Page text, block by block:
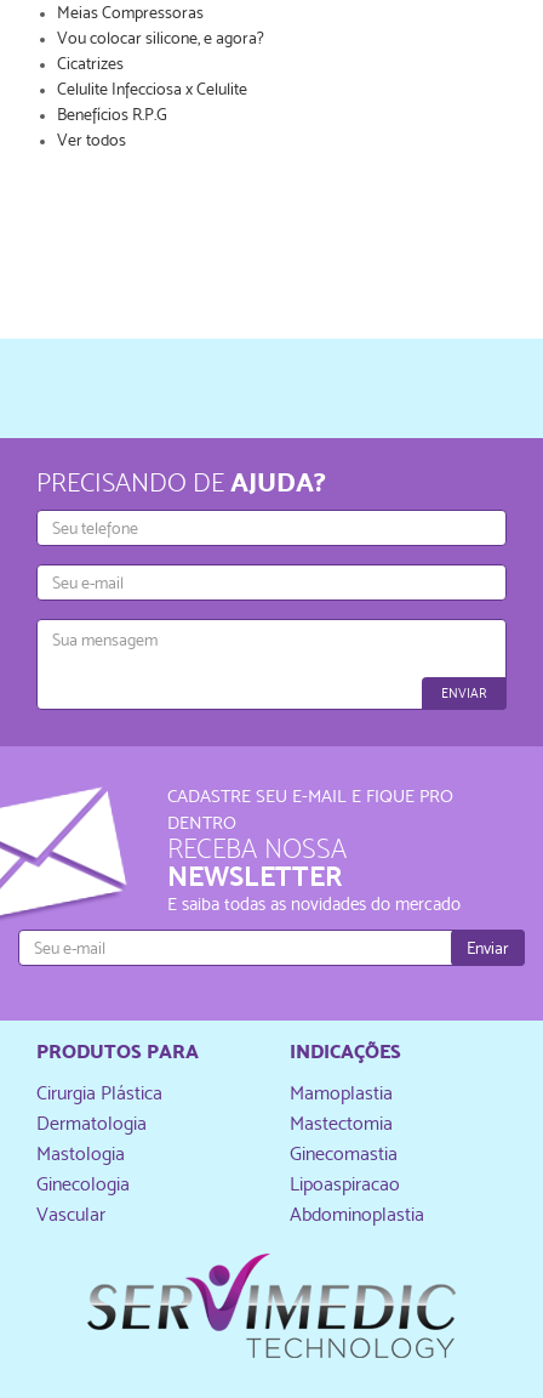
Meias Compressoras
Vou colocar silicone, e agora?
Cicatrizes
Celulite Infecciosa x Celulite
Benefícios R.P.G
Ver todos
PRECISANDO DE AJUDA?
Telefone
mail
Mensagem
ENVIAR
CADASTRE SEU E-MAIL E FIQUE PRO
DENTRO
RECEBA NOSSA
NEWSLETTER
E saiba todas as novidades do mercado
Enviar
PRODUTOS PARA
Cirurgia Plástica
Dermatologia
Mastologia
Ginecologia
Vascular
INDICAÇÕES
Mamoplastia
Mastectomia
Ginecomastia
Lipoaspiracao
Abdominoplastia